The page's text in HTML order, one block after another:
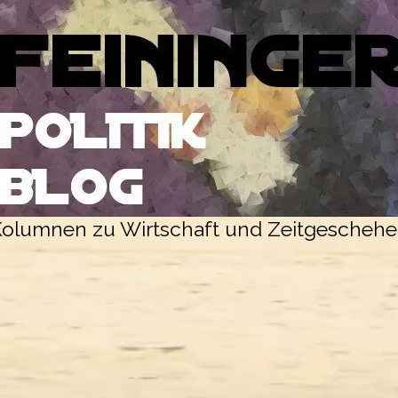
zu Wirtschaft und